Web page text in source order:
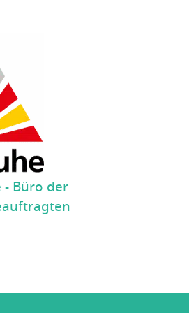
- Büro der